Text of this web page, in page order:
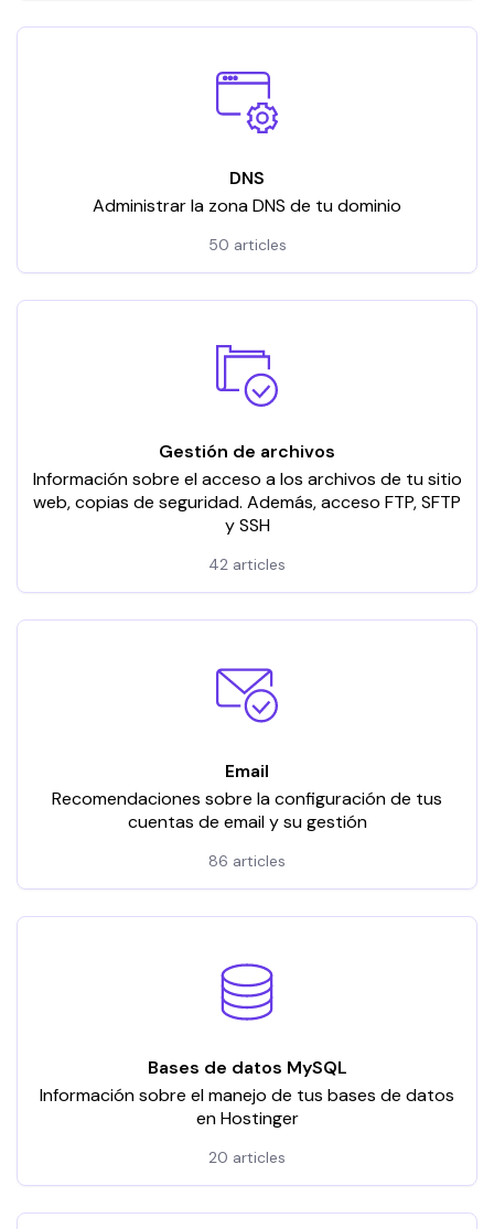
DNS
Administrar la zona DNS de tu dominio
50 articles
Gestión de archivos
Información sobre el acceso a los archivos de tu sitio
web, copias de seguridad. Además, acceso FTP, SFTP
y SSH
42 articles
Email
Recomendaciones sobre la configuración de tus
cuentas de email y su gestión
86 articles
Bases de datos MySQL
Información sobre el manejo de tus bases de datos
en Hostinger
20 articles